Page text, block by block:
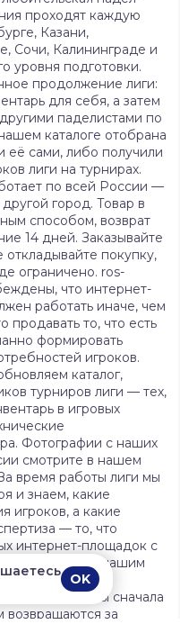
проходят каждую
Казани,
Сочи, Калининграде и
уровня подготовки.
продолжение лиги:
для себя, а затем
паделистами по
каталоге отобрана
её сами, либо получили
лиги на турнирах.
по всей России —
город. Товар в
способом, возврат
14 дней. Заказывайте
покупку,
ограничено. ros-
что интернет-
работать иначе, чем
продавать то, что есть
формировать
игроков.
каталог,
турниров лиги — тех,
в игровых
Фотографии с наших
смотрите в нашем
время работы лиги мы
и знаем, какие
игроков, а какие
— то, что
интернет-площадок с
Работа с нашим
а начало
клиенты сначала
возвращаются за
OK